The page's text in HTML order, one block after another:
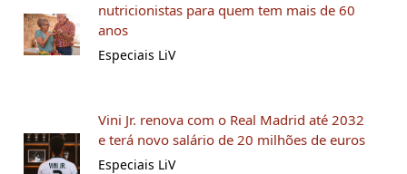
nutricionistas para quem tem mais de 60
anos
Especiais LiV
Vini Jr. renova com o Real Madrid até 2032
e terá novo salário de 20 milhões de euros
Especiais LiV